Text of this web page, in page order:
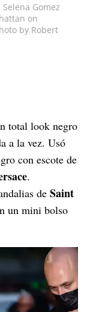
Selena Gomez
on
by Robert
total look negro
a la vez. Usó
con escote de
.
de Saint
un mini bolso